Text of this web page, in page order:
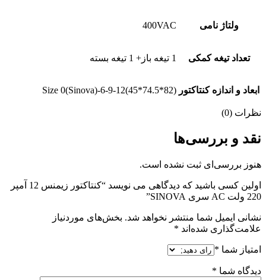
ولتاژ نامی 400VAC
تعداد تیغه کمکی 1 تیغه باز+ 1 تیغه بسته
ابعاد و اندازه کنتاکتور Size 0(Sinova)-6-9-12(45*74.5*82)
نظرات (0)
نقد و بررسی‌ها
هنوز بررسی‌ای ثبت نشده است.
اولین کسی باشید که دیدگاهی می نویسد “کنتاکتور زیمنس 12 آمپر
220 ولت AC سری SINOVA”
نشانی ایمیل شما منتشر نخواهد شد. بخش‌های موردنیاز
علامت‌گذاری شده‌اند *
امتیاز شما *
دیدگاه شما *